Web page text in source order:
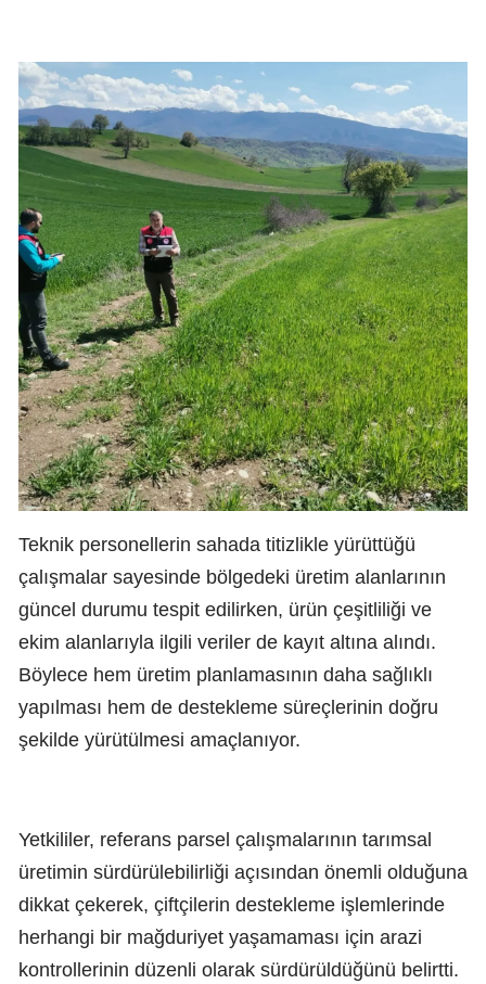
Teknik personellerin sahada titizlikle yürüttüğü
çalışmalar sayesinde bölgedeki üretim alanlarının
güncel durumu tespit edilirken, ürün çeşitliliği ve
ekim alanlarıyla ilgili veriler de kayıt altına alındı.
Böylece hem üretim planlamasının daha sağlıklı
yapılması hem de destekleme süreçlerinin doğru
şekilde yürütülmesi amaçlanıyor.
Yetkililer, referans parsel çalışmalarının tarımsal
üretimin sürdürülebilirliği açısından önemli olduğuna
dikkat çekerek, çiftçilerin destekleme işlemlerinde
herhangi bir mağduriyet yaşamaması için arazi
kontrollerinin düzenli olarak sürdürüldüğünü belirtti.